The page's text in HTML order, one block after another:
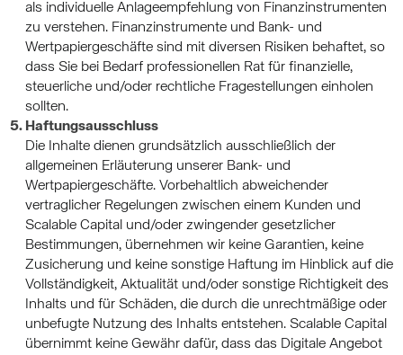
als individuelle Anlageempfehlung von Finanzinstrumenten
zu verstehen. Finanzinstrumente und Bank- und
Wertpapiergeschäfte sind mit diversen Risiken behaftet, so
dass Sie bei Bedarf professionellen Rat für finanzielle,
steuerliche und/oder rechtliche Fragestellungen einholen
sollten.
Haftungsausschluss
Die Inhalte dienen grundsätzlich ausschließlich der
allgemeinen Erläuterung unserer Bank- und
Wertpapiergeschäfte. Vorbehaltlich abweichender
vertraglicher Regelungen zwischen einem Kunden und
Scalable Capital und/oder zwingender gesetzlicher
Bestimmungen, übernehmen wir keine Garantien, keine
Zusicherung und keine sonstige Haftung im Hinblick auf die
Vollständigkeit, Aktualität und/oder sonstige Richtigkeit des
Inhalts und für Schäden, die durch die unrechtmäßige oder
unbefugte Nutzung des Inhalts entstehen. Scalable Capital
übernimmt keine Gewähr dafür, dass das Digitale Angebot